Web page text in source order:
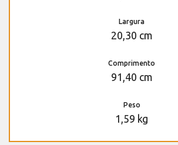
Largura
20,30 cm
Comprimento
91,40 cm
Peso
1,59 kg